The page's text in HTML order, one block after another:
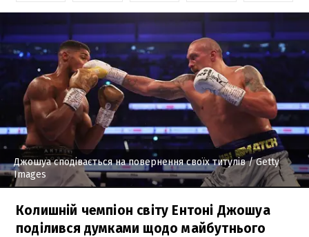
Джошуа сподівається на повернення своїх титулів/ Getty
Images
Колишній чемпіон світу Ентоні Джошуа
поділився думками щодо майбутнього